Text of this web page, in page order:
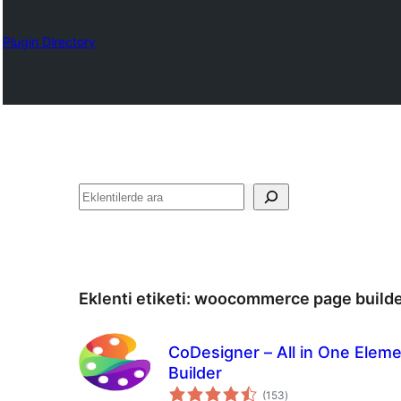
Plugin Directory
Ara
Eklenti etiketi: woocommerce page
CoDesigner – All in One
Builder
(153toplam
)